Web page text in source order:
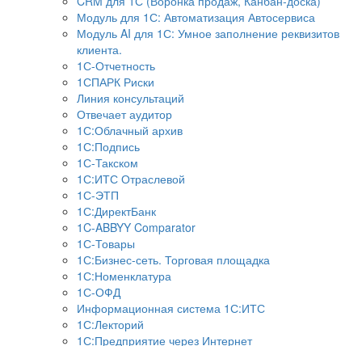
Модуль для 1С: Автоматизация Автосервиса
Модуль AI для 1С: Умное заполнение реквизитов
клиента.
1С-Отчетность
1СПАРК Риски
Линия консультаций
Отвечает аудитор
1С:Облачный архив
1С:Подпись
1С-Такском
1С:ИТС Отраслевой
1С-ЭТП
1С:ДиректБанк
1C-ABBYY Comparator
1С-Товары
1С:Бизнес-сеть. Торговая площадка
1С:Номенклатура
1С-ОФД
Информационная система 1С:ИТС
1С:Лекторий
1С:Предприятие через Интернет